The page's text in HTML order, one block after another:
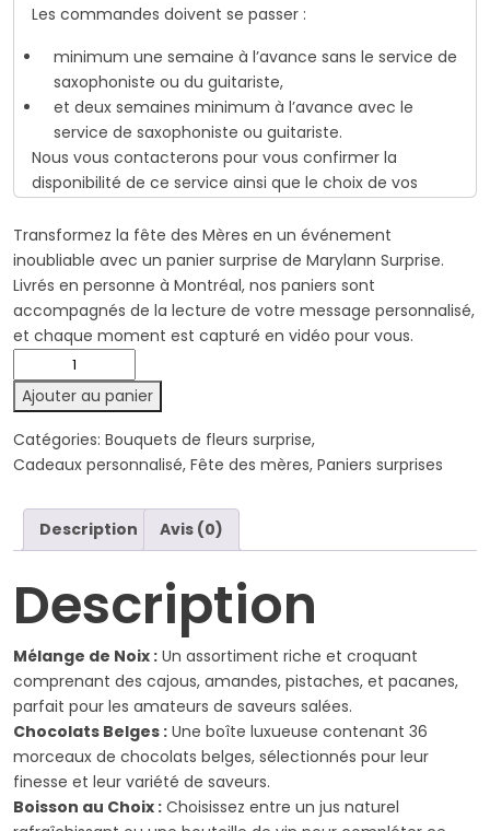
Les commandes doivent se passer :
minimum une semaine à l’avance sans le service de
saxophoniste ou du guitariste,
et deux semaines minimum à l’avance avec le
service de saxophoniste ou guitariste.
Nous vous contacterons pour vous confirmer la
disponibilité de ce service ainsi que le choix de vos
confirmerons le choix retenu).
Transformez la fête des Mères en un événement
inoubliable avec un panier surprise de Marylann Surprise.
Livrés en personne à Montréal, nos paniers sont
accompagnés de la lecture de votre message personnalisé,
et chaque moment est capturé en vidéo pour vous.
quantité
de
Gourmet
Bec
Sucré
salé
Ajouter au panier
Catégories: Bouquets de fleurs surprise,
Cadeaux personnalisé, Fête des mères, Paniers surprises
Description Avis (0)
Description
Mélange de Noix : Un assortiment riche et croquant
comprenant des cajous, amandes, pistaches, et pacanes,
parfait pour les amateurs de saveurs salées.
Chocolats Belges : Une boîte luxueuse contenant 36
morceaux de chocolats belges, sélectionnés pour leur
finesse et leur variété de saveurs.
Boisson au Choix : Choisissez entre un jus naturel